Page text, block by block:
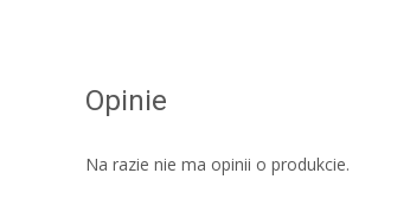
Opinie
Na razie nie ma opinii o produkcie.